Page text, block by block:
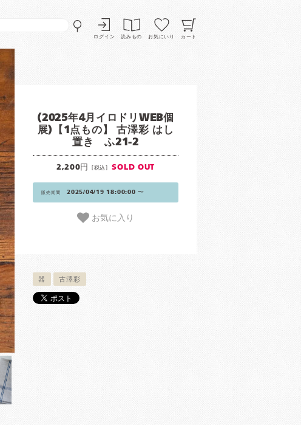
ログイン 読みもの お気にいり カート
(2025年4月イロドリWEB個
展)【1点もの】 古澤彩 はし
置き ふ21-2
2,200円 [税込] SOLD OUT
販売期間 2025/04/19 18:00:00 〜
お気に入り
器 古澤彩